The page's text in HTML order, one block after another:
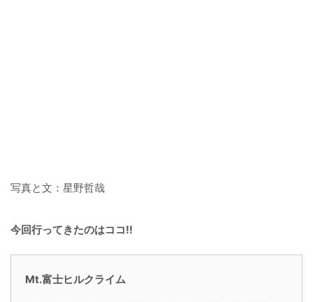
写真と文：星野哲哉
今回行ってきたのはココ!!
Mt.富士ヒルクライム